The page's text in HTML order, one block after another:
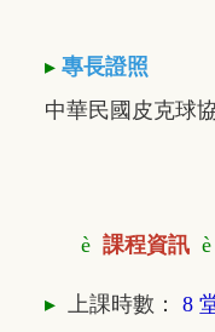
▸ 專長證照
中華民國皮克球
è 課程資訊 è
▸ 上課時數： 8